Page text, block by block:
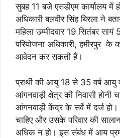
सुबह 11 बजे एसडीएम कार्यालय में
अधिकारी बलवीर सिंह बिरला ने
महिला उम्मीदवार 19 सितंबर
परियोजना अधिकारी, हमीरपुर के
आवेदन कर सकती हैं।
प्रार्थी की आयु 18 से 35 वर्ष आयु
आंगनवाड़ी क्षेत्र की निवासी होनी
आंगनवाड़ी केंद्र के सर्वे में दर्ज हो।
चाहिए और उसके परिवार की
अधिक न हो। इस संबंध में आय